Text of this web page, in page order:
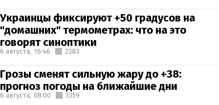
Украинцы фиксируют +50 градусов на
"домашних" термометрах: что на это
говорят синоптики
6 августа, 16:46 2383
Грозы сменят сильную жару до +38:
прогноз погоды на ближайшие дни
6 августа, 08:00 3359